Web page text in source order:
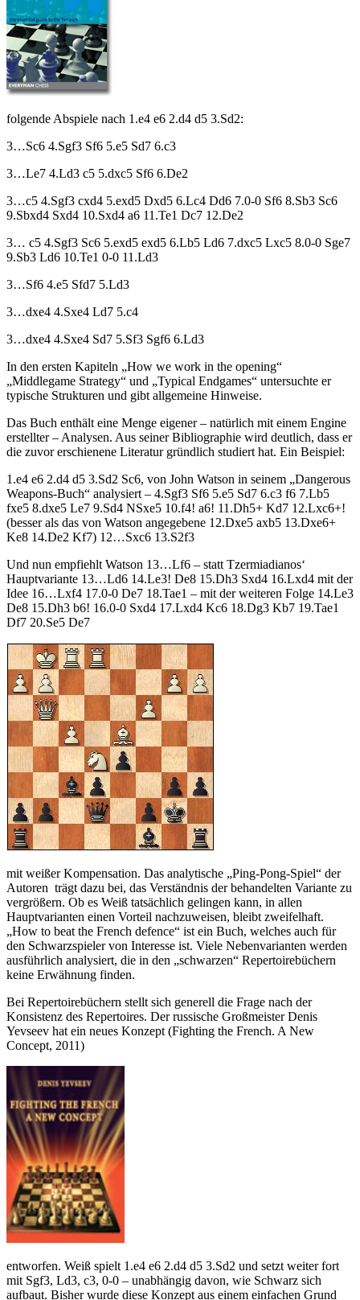
folgende Abspiele nach 1.e4 e6 2.d4 d5 3.Sd2:
3…Sc6 4.Sgf3 Sf6 5.e5 Sd7 6.c3
3…Le7 4.Ld3 c5 5.dxc5 Sf6 6.De2
3…c5 4.Sgf3 cxd4 5.exd5 Dxd5 6.Lc4 Dd6 7.0-0 Sf6 8.Sb3 Sc6
9.Sbxd4 Sxd4 10.Sxd4 a6 11.Te1 Dc7 12.De2
3… c5 4.Sgf3 Sc6 5.exd5 exd5 6.Lb5 Ld6 7.dxc5 Lxc5 8.0-0 Sge7
9.Sb3 Ld6 10.Te1 0-0 11.Ld3
3…Sf6 4.e5 Sfd7 5.Ld3
3…dxe4 4.Sxe4 Ld7 5.c4
3…dxe4 4.Sxe4 Sd7 5.Sf3 Sgf6 6.Ld3
In den ersten Kapiteln „How we work in the opening“
„Middlegame Strategy“ und „Typical Endgames“ untersuchte er
typische Strukturen und gibt allgemeine Hinweise.
Das Buch enthält eine Menge eigener – natürlich mit einem Engine
erstellter – Analysen. Aus seiner Bibliographie wird deutlich, dass er
die zuvor erschienene Literatur gründlich studiert hat. Ein Beispiel:
1.e4 e6 2.d4 d5 3.Sd2 Sc6, von John Watson in seinem „Dangerous
Weapons-Buch“ analysiert – 4.Sgf3 Sf6 5.e5 Sd7 6.c3 f6 7.Lb5
fxe5 8.dxe5 Le7 9.Sd4 NSxe5 10.f4! a6! 11.Dh5+ Kd7 12.Lxc6+!
(besser als das von Watson angegebene 12.Dxe5 axb5 13.Dxe6+
Ke8 14.De2 Kf7) 12…Sxc6 13.S2f3
Und nun empfiehlt Watson 13…Lf6 – statt Tzermiadianos‘
Hauptvariante 13…Ld6 14.Le3! De8 15.Dh3 Sxd4 16.Lxd4 mit der
Idee 16…Lxf4 17.0-0 De7 18.Tae1 – mit der weiteren Folge 14.Le3
De8 15.Dh3 b6! 16.0-0 Sxd4 17.Lxd4 Kc6 18.Dg3 Kb7 19.Tae1
Df7 20.Se5 De7
mit weißer Kompensation. Das analytische „Ping-Pong-Spiel“ der
Autoren trägt dazu bei, das Verständnis der behandelten Variante zu
vergrößern. Ob es Weiß tatsächlich gelingen kann, in allen
Hauptvarianten einen Vorteil nachzuweisen, bleibt zweifelhaft.
„How to beat the French defence“ ist ein Buch, welches auch für
den Schwarzspieler von Interesse ist. Viele Nebenvarianten werden
ausführlich analysiert, die in den „schwarzen“ Repertoirebüchern
keine Erwähnung finden.
Bei Repertoirebüchern stellt sich generell die Frage nach der
Konsistenz des Repertoires. Der russische Großmeister Denis
Yevseev hat ein neues Konzept (Fighting the French. A New
Concept, 2011)
entworfen. Weiß spielt 1.e4 e6 2.d4 d5 3.Sd2 und setzt weiter fort
mit Sgf3, Ld3, c3, 0-0 – unabhängig davon, wie Schwarz sich
aufbaut. Bisher wurde diese Konzept aus einem einfachen Grund